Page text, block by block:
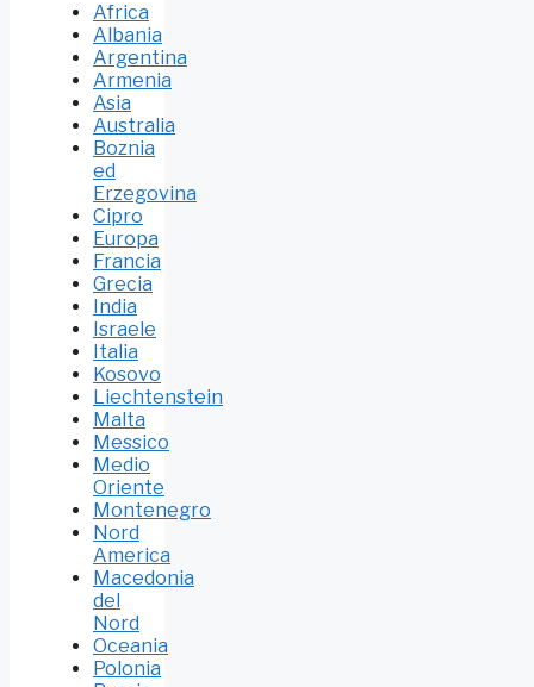
Africa
Albania
Argentina
Armenia
Asia
Australia
Boznia
ed
Erzegovina
Cipro
Europa
Francia
Grecia
India
Israele
Italia
Kosovo
Liechtenstein
Malta
Messico
Medio
Oriente
Montenegro
Nord
America
Macedonia
del
Nord
Oceania
Polonia